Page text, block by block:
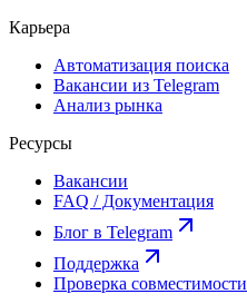
Карьера
Автоматизация поиска
Вакансии из Telegram
Анализ рынка
Ресурсы
Вакансии
FAQ / Документация
Блог в Telegram
Поддержка
Проверка совместимости